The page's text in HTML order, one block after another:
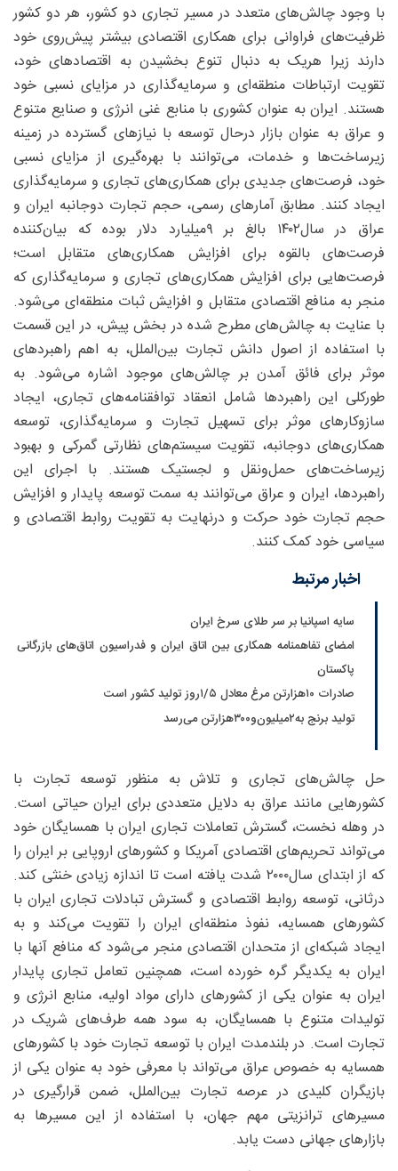
با وجود چالش‌های متعدد در مسیر تجاری دو کشور، هر دو کشور
ظرفیت‌های فراوانی برای همکاری اقتصادی بیشتر پیش‌روی خود
دارند زیرا هریک به دنبال تنوع بخشیدن به اقتصادهای خود،
تقویت ارتباطات منطقه‌ای و سرمایه‌گذاری در مزایای نسبی خود
هستند. ایران به عنوان کشوری با منابع غنی انرژی و صنایع متنوع
و عراق به عنوان بازار درحال توسعه با نیازهای گسترده در زمینه
زیرساخت‌ها و خدمات، می‌توانند با بهره‌گیری از مزایای نسبی
خود، فرصت‌های جدیدی برای همکاری‌های تجاری و سرمایه‌گذاری
ایجاد کنند. مطابق آمارهای رسمی، حجم تجارت دوجانبه ایران و
عراق در سال۱۴۰۲ بالغ بر ۹‌میلیارد دلار بوده که بیان‌کننده
فرصت‌های بالقوه برای افزایش همکاری‌های متقابل است؛
فرصت‌هایی برای افزایش همکاری‌های تجاری و سرمایه‌گذاری که
منجر به منافع اقتصادی متقابل و افزایش ثبات منطقه‌ای می‌شود.
با عنایت به چالش‌های مطرح شده در بخش پیش، در این قسمت
با استفاده از اصول دانش تجارت بین‌الملل، به اهم راهبردهای
موثر برای فائق آمدن بر چالش‌های موجود اشاره می‌شود. به
طورکلی این راهبردها شامل انعقاد توافقنامه‌های تجاری، ایجاد
سازوکارهای موثر برای تسهیل تجارت و سرمایه‌گذاری، توسعه
همکاری‌های دوجانبه، تقویت سیستم‌های نظارتی گمرکی و بهبود
زیرساخت‌های حمل‌ونقل و لجستیک هستند. با اجرای این
راهبردها، ایران و عراق می‌توانند به سمت توسعه پایدار و افزایش
حجم تجارت خود حرکت و درنهایت به تقویت روابط اقتصادی و
سیاسی خود کمک کنند.
اخبار مرتبط
سایه اسپانیا بر سر طلای سرخ ایران
امضای تفاهمنامه همکاری بین اتاق ایران و فدراسیون اتاق‌های بازرگانی
پاکستان
صادرات ۱۰‌هزارتن مرغ معادل ۵/‏۱روز تولید کشور است
تولید برنج به‌۲‌میلیون‌و۳۰۰‌هزارتن می‌رسد
حل چالش‌های تجاری و تلاش به منظور توسعه تجارت با
کشورهایی مانند عراق به دلایل متعددی برای ایران حیاتی است.
در وهله نخست، گسترش تعاملات تجاری ایران با همسایگان خود
می‌تواند تحریم‌های اقتصادی آمریکا و کشورهای اروپایی بر ایران را
که از ابتدای سال۲۰۰۰ شدت یافته است تا اندازه زیادی خنثی کند.
درثانی، توسعه روابط اقتصادی و گسترش تبادلات تجاری ایران با
کشورهای همسایه، نفوذ منطقه‌ای ایران را تقویت می‌کند و به
ایجاد شبکه‌ای از متحدان اقتصادی منجر می‌شود که منافع آنها با
ایران به یکدیگر گره خورده است، همچنین تعامل تجاری پایدار
ایران به عنوان یکی از کشورهای دارای مواد اولیه، منابع انرژی و
تولیدات متنوع با همسایگان، به سود همه طرف‌های شریک در
تجارت است. در بلندمدت ایران با توسعه تجارت خود با کشورهای
همسایه به خصوص عراق می‌تواند با معرفی خود به عنوان یکی از
بازیگران کلیدی در عرصه تجارت بین‌الملل، ضمن قرارگیری در
مسیرهای ترانزیتی مهم جهان، با استفاده از این مسیرها به
بازارهای جهانی دست یابد.